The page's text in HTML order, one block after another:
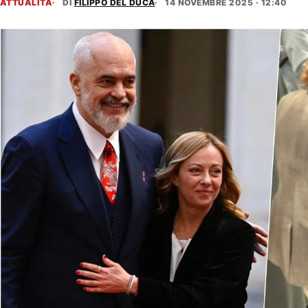
ATTUALITÀ DI FILIPPO DEL DUCA 14 NOVEMBRE 2025 · 12:40